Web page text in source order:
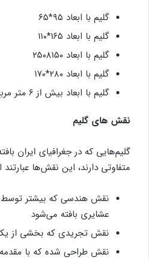
گلیم با ابعاد ۹۵*۶۵
گلیم با ابعاد ۱۶۵*۱۱۰
گلیم با ابعاد ۲۵۰۸۱۵۰
گلیم با ابعاد ۲۸۰*۱۷۰
گلیم با ابعاد بیش از ۶ متر مربع
نقش های گلیم
گلیم‌هایی که در جغرافیای ایران
متفاوتی دارند، این نقش‌ها عبارتند
نقش هندسی که بیشتر توسط
عشایری بافته می‌شود
نقش تجریدی که بخشی از
نقش طراحی شده که با